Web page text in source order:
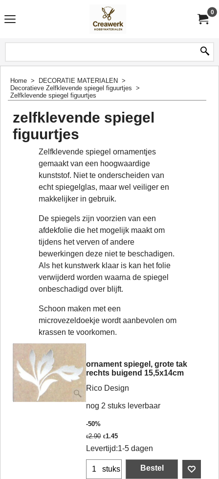
0
Home > DECORATIE MATERIALEN >
Decoratieve Zelfklevende spiegel figuurtjes >
Zelfklevende spiegel figuurtjes
zelfklevende spiegel
figuurtjes
Zelfklevende spiegel ornamentjes
gemaakt van een hoogwaardige
kunststof. Niet te onderscheiden van
echt spiegelglas, maar wel veiliger en
makkelijker in gebruik.
De spiegels zijn voorzien van een
afdekfolie die het mogelijk maakt om
tijdens het verven of andere
bewerkingen deze niet te beschadigen.
Als het kunstwerk klaar is kan het folie
verwijderd worden waarna de spiegel
onbeschadigd over blijft.
Schoon maken met een
microvezeldoekje wordt aanbevolen om
krassen te voorkomen.
ornament spiegel, grote tak
rechts buigend 15,5x14cm
Rico Design
nog 2 stuks leverbaar
-50%
€2.90 €1.45
Levertijd:1-5 dagen
stuks Bestel